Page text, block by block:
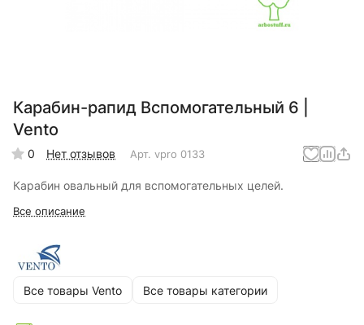
Карабин-рапид Вспомогательный 6 |
Vento
0 Нет отзывов Арт. vpro 0133
Карабин овальный для вспомогательных целей.
Все описание
Все товары Vento Все товары категории